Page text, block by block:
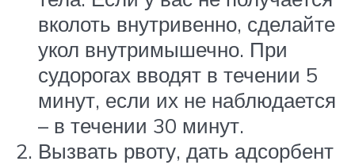
вколоть внутривенно, сделайте
укол внутримышечно. При
судорогах вводят в течении 5
минут, если их не наблюдается
– в течении 30 минут.
Вызвать рвоту, дать адсорбент